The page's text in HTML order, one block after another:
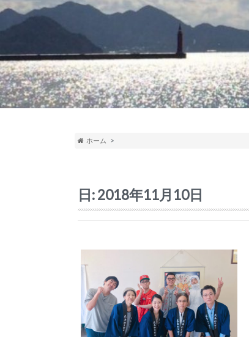
ホーム
日:2018年11月10日